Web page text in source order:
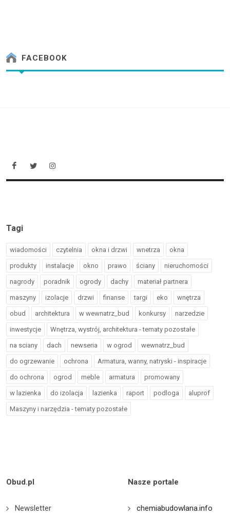
FACEBOOK
Tagi
wiadomości czytelnia okna i drzwi wnetrza okna
produkty instalacje okno prawo ściany nieruchomości
nagrody poradnik ogrody dachy materiał partnera
maszyny izolacje drzwi finanse targi eko wnętrza
obud architektura w wewnatrz_bud konkursy narzedzie
inwestycje Wnętrza, wystrój, architektura - tematy pozostałe
na sciany dach newseria w ogrod wewnatrz_bud
do ogrzewanie ochrona Armatura, wanny, natryski - inspiracje
do ochrona ogrod meble armatura promowany
w lazienka do izolacja lazienka raport podloga aluprof
Maszyny i narzędzia - tematy pozostałe
Obud.pl
Newsletter
Nasze portale
chemiabudowlana.info